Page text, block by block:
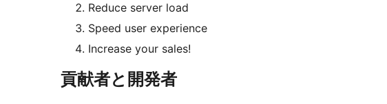
Reduce server load
Speed user experience
Increase your sales!
貢献者と開発者